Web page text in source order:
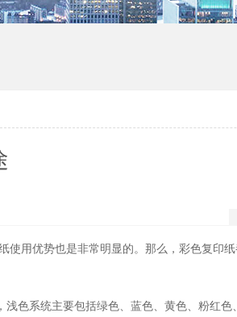
使用优势也是非常明显的。那么，彩色复印纸
色系统主要包括绿色、蓝色、黄色、粉红色